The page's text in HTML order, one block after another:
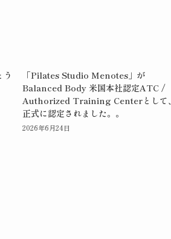
「Pilates Studio Menotes」が
Balanced Body 米国本社認定ATC /
Authorized Training Centerとして、
正式に認定されました。。
2026年6月24日